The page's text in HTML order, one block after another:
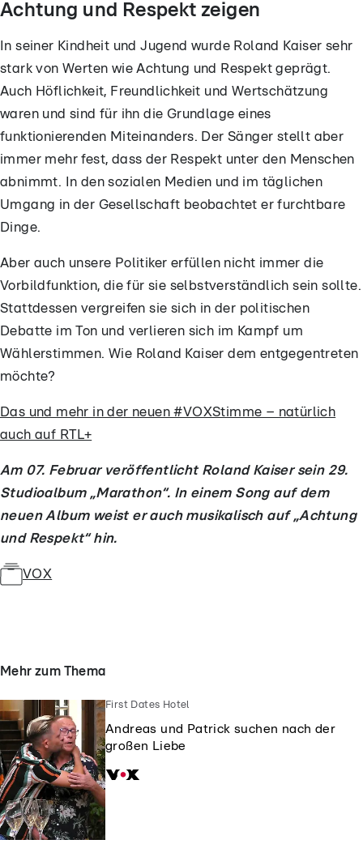
02:00
Gewalt gegen Frauen
02:00
Herzdruckmassage
Achtung und Respekt zeigen
In seiner Kindheit und Jugend wurde Roland Kaiser sehr
stark von Werten wie Achtung und Respekt geprägt.
Auch Höflichkeit, Freundlichkeit und Wertschätzung
waren und sind für ihn die Grundlage eines
funktionierenden Miteinanders. Der Sänger stellt aber
immer mehr fest, dass der Respekt unter den Menschen
abnimmt. In den sozialen Medien und im täglichen
Umgang in der Gesellschaft beobachtet er furchtbare
Dinge.
Aber auch unsere Politiker erfüllen nicht immer die
Vorbildfunktion, die für sie selbstverständlich sein sollte.
Stattdessen vergreifen sie sich in der politischen
Debatte im Ton und verlieren sich im Kampf um
Wählerstimmen. Wie Roland Kaiser dem entgegentreten
möchte?
Das und mehr in der neuen #VOXStimme – natürlich
auch auf RTL+
Am 07. Februar veröffentlicht Roland Kaiser sein 29.
Studioalbum „Marathon“. In einem Song auf dem
neuen Album weist er auch musikalisch auf „Achtung
und Respekt“ hin.
VOX
Mehr zum Thema
First Dates Hotel
Andreas und Patrick suchen nach der
großen Liebe